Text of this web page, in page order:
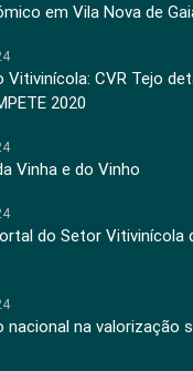
em Vila Nova de
Vitivinícola: CVR Tejo
2020
Vinha e do Vinho
do Setor Vitivinícola
nacional na valorização